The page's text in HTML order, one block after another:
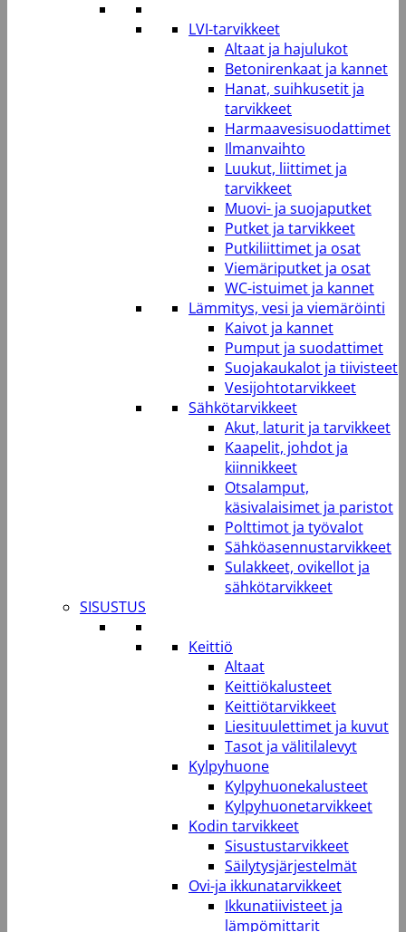
LVI-tarvikkeet
Altaat ja hajulukot
Betonirenkaat ja kannet
Hanat, suihkusetit ja
tarvikkeet
Harmaavesisuodattimet
Ilmanvaihto
Luukut, liittimet ja
tarvikkeet
Muovi- ja suojaputket
Putket ja tarvikkeet
Putkiliittimet ja osat
Viemäriputket ja osat
WC-istuimet ja kannet
Lämmitys, vesi ja viemäröinti
Kaivot ja kannet
Pumput ja suodattimet
Suojakaukalot ja tiivisteet
Vesijohtotarvikkeet
Sähkötarvikkeet
Akut, laturit ja tarvikkeet
Kaapelit, johdot ja
kiinnikkeet
Otsalamput,
käsivalaisimet ja paristot
Polttimot ja työvalot
Sähköasennustarvikkeet
Sulakkeet, ovikellot ja
sähkötarvikkeet
SISUSTUS
Keittiö
Altaat
Keittiökalusteet
Keittiötarvikkeet
Liesituulettimet ja kuvut
Tasot ja välitilalevyt
Kylpyhuone
Kylpyhuonekalusteet
Kylpyhuonetarvikkeet
Kodin tarvikkeet
Sisustustarvikkeet
Säilytysjärjestelmät
Ovi-ja ikkunatarvikkeet
Ikkunatiivisteet ja
lämpömittarit